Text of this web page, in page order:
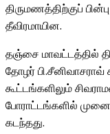
திருமணத்திற்குப்
தீவிரமாயின.
தஞ்சை மாவட்டத்தில்
தோழர்
கூட்டங்களிலும்
போராட்டங்களில்
கடந்தது.